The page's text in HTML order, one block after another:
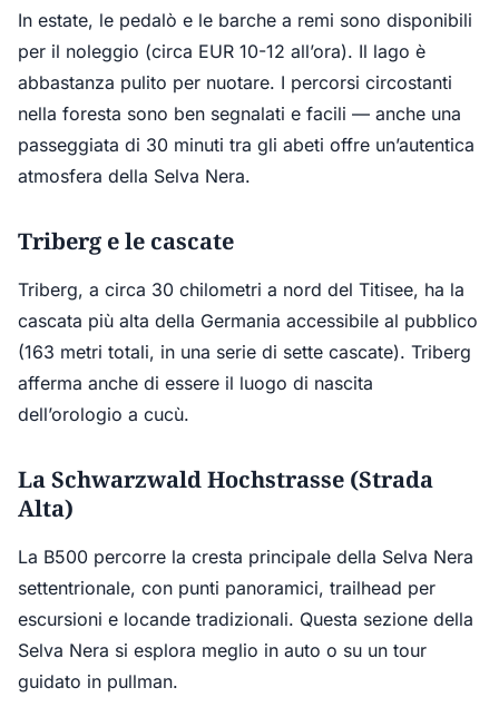
In estate, le pedalò e le barche a remi sono disponibili
per il noleggio (circa EUR 10-12 all’ora). Il lago è
abbastanza pulito per nuotare. I percorsi circostanti
nella foresta sono ben segnalati e facili — anche una
passeggiata di 30 minuti tra gli abeti offre un’autentica
atmosfera della Selva Nera.
Triberg e le cascate
Triberg, a circa 30 chilometri a nord del Titisee, ha la
cascata più alta della Germania accessibile al pubblico
(163 metri totali, in una serie di sette cascate). Triberg
afferma anche di essere il luogo di nascita
dell’orologio a cucù.
La Schwarzwald Hochstrasse (Strada
Alta)
La B500 percorre la cresta principale della Selva Nera
settentrionale, con punti panoramici, trailhead per
escursioni e locande tradizionali. Questa sezione della
Selva Nera si esplora meglio in auto o su un tour
guidato in pullman.